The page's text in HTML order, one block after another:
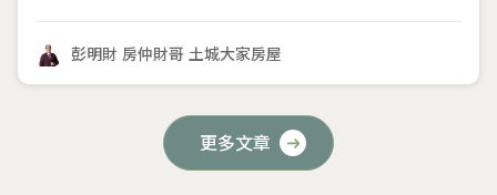
籤。2026 年，對於關注土城房產的購屋族來說，是一個極為
彭明財 房仲財哥 土城大家房屋
更多文章